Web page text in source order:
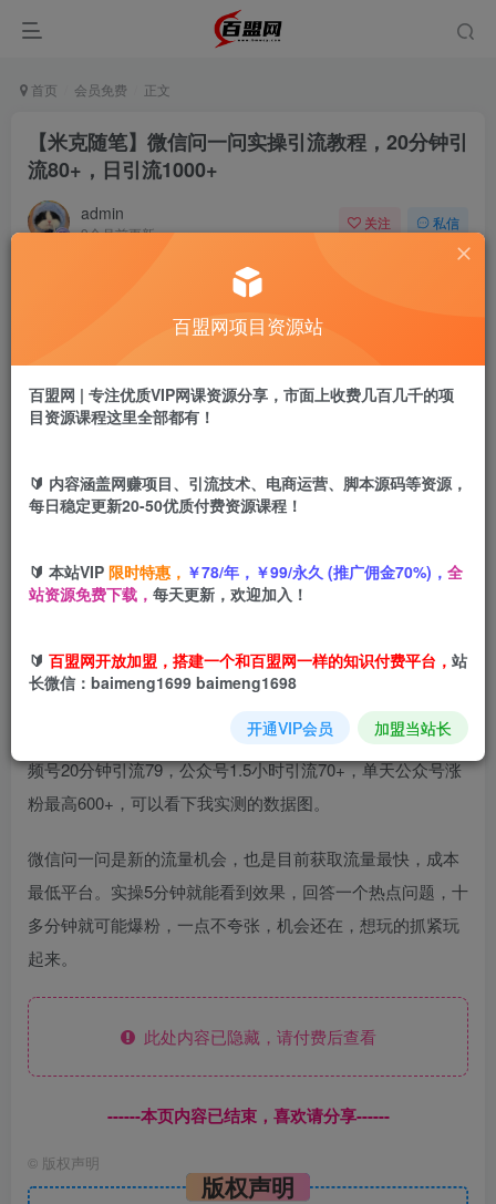
首页 会员免费 正文
【米克随笔】微信问一问实操引流教程，20分钟引
流80+，日引流1000+
admin
9个月前更新
关注 私信
盟币 9.9
立即购买
间我停下了手上的大部分事，专门研究了一下微信问一问，
始实操问一问引流，目前我自己测试出来，最好的成绩是视
频号20分钟引流79，公众号1.5小时引流70+，单天公众号涨
粉最高600+，可以看下我实测的数据图。
微信问一问是新的流量机会，也是目前获取流量最快，成本
最低平台。实操5分钟就能看到效果，回答一个热点问题，十
多分钟就可能爆粉，一点不夸张，机会还在，想玩的抓紧玩
起来。
此处内容已隐藏，请付费后查看
------本页内容已结束，喜欢请分享------
© 版权声明
版权声明
百盟网项目资源站
百盟网 | 专注优质VIP网课资源分享，市面上收费几百几千的项
目资源课程这里全部都有！
🔰 内容涵盖网赚项目、引流技术、电商运营、脚本源码等资源，
每日稳定更新20-50优质付费资源课程！
🔰 本站VIP 限时特惠， ￥78/年，￥99/永久 (推广佣金70%)， 全
站资源免费下载， 每天更新，欢迎加入！
🔰 百盟网开放加盟，搭建一个和百盟网一样的知识付费平台， 站
长微信：baimeng1699 baimeng1698
开通VIP会员 加盟当站长